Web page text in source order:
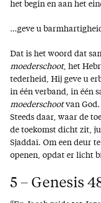
het begin en aan het
…geve u
Dat is het woord dat
moederschoot, het
tederheid, Hij geve u
in één verband, in één
moederschootvan God.
Steeds daar, waar de
de toekomst dicht zit,
Sjaddaï. Om een deur
openen, opdat er licht
5 – Genesis